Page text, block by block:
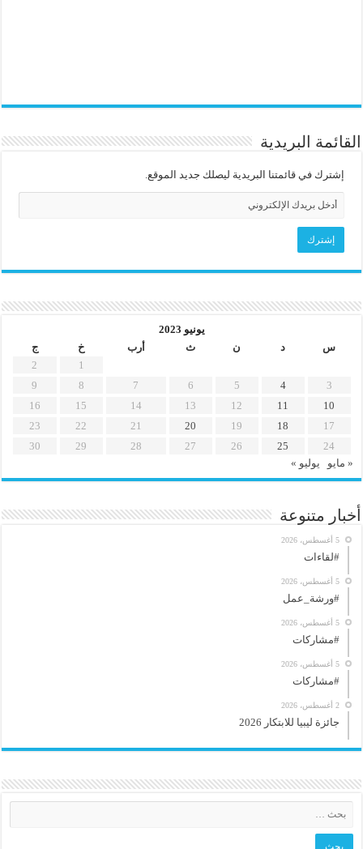
القائمة البريدية
إشترك في قائمتنا البريدية ليصلك جديد الموقع.
يونيو 2023
س
د ن ث أرب خ
ج
1
2
3
4
5
6
7
8
9
10
11
12
13
14
15
16
17
18
19
20
21
22
23
24
25
26
27
28
29
30
« مايو
يوليو »
أخبار متنوعة
5 أغسطس، 2026
#لقاءات
5 أغسطس، 2026
#ورشة_عمل
5 أغسطس، 2026
#مشاركات
5 أغسطس، 2026
#مشاركات
2 أغسطس، 2026
جائزة ليبيا للابتكار 2026